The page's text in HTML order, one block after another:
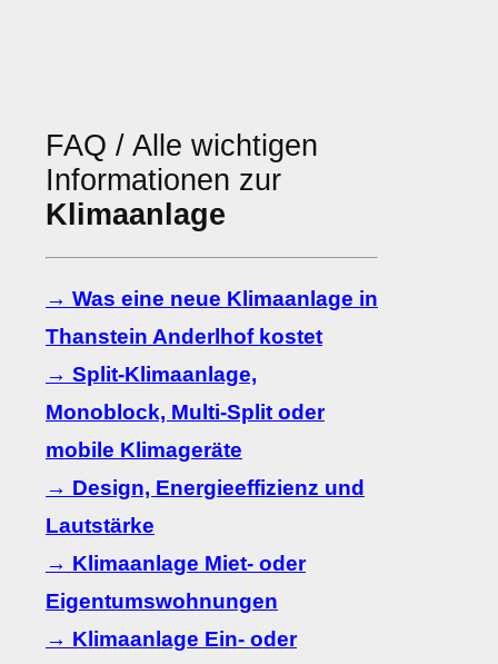
FAQ / Alle wichtigen
Informationen zur
Klimaanlage
→ Was eine neue Klimaanlage in
Thanstein Anderlhof kostet
→ Split-Klimaanlage,
Monoblock, Multi-Split oder
mobile Klimageräte
→ Design, Energieeffizienz und
Lautstärke
→ Klimaanlage Miet- oder
Eigentumswohnungen
→ Klimaanlage Ein- oder